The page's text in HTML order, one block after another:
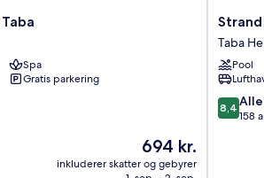
Spa
Gratis parkering
Prisen
er
694 kr.
694 kr.
inkluderer skatter og gebyrer
Strand
Beach
Resort
Taba
Heights
Taba
Pool
8.4
ud
8,4
158